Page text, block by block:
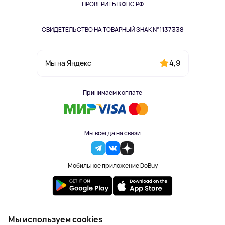
ПРОВЕРИТЬ В ФНС РФ
СВИДЕТЕЛЬСТВО НА ТОВАРНЫЙ ЗНАК №1137338
Мы на Яндекс 4,9
Принимаем к оплате
Мы всегда на связи
Мобильное приложение DoBuy
Одежда и аксессуары
2023-2026 © DoBuy. Все права защищены
Мы используем cookies